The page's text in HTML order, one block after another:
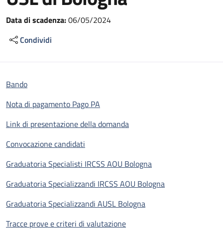
Data di scadenza:06/05/2024
Condividi
Bando
Nota di pagamento Pago PA
Link di presentazione della domanda
Convocazione candidati
Graduatoria Specialisti IRCSS AOU Bologna
Graduatoria Specializzandi IRCSS AOU Bologna
Graduatoria Specializzandi AUSL Bologna
Tracce prove e criteri di valutazione